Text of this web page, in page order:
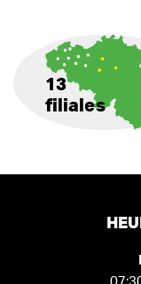
13
filiales